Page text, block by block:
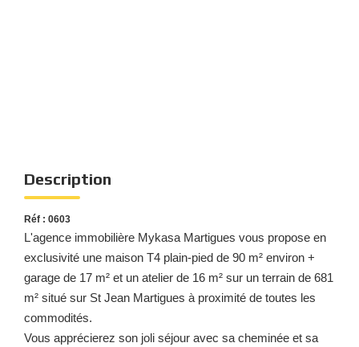
Description
Réf : 0603
L'agence immobilière Mykasa Martigues vous propose en
exclusivité une maison T4 plain-pied de 90 m² environ +
garage de 17 m² et un atelier de 16 m² sur un terrain de 681
m² situé sur St Jean Martigues à proximité de toutes les
commodités.
Vous apprécierez son joli séjour avec sa cheminée et sa